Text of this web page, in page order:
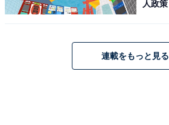
人政策
連載をもっと見る